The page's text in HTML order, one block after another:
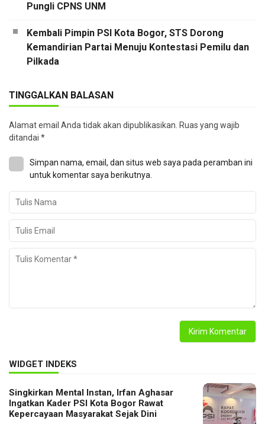
Pungli CPNS UNM
Kembali Pimpin PSI Kota Bogor, STS Dorong
Kemandirian Partai Menuju Kontestasi Pemilu dan
Pilkada
TINGGALKAN BALASAN
Alamat email Anda tidak akan dipublikasikan. Ruas yang wajib
ditandai *
Simpan nama, email, dan situs web saya pada peramban ini
untuk komentar saya berikutnya.
WIDGET INDEKS
Singkirkan Mental Instan, Irfan Aghasar
Ingatkan Kader PSI Kota Bogor Rawat
Kepercayaan Masyarakat Sejak Dini